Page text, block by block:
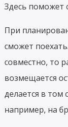
Здесь поможет
При
сможет
совместно, то
возмещается
делается в том
например, на